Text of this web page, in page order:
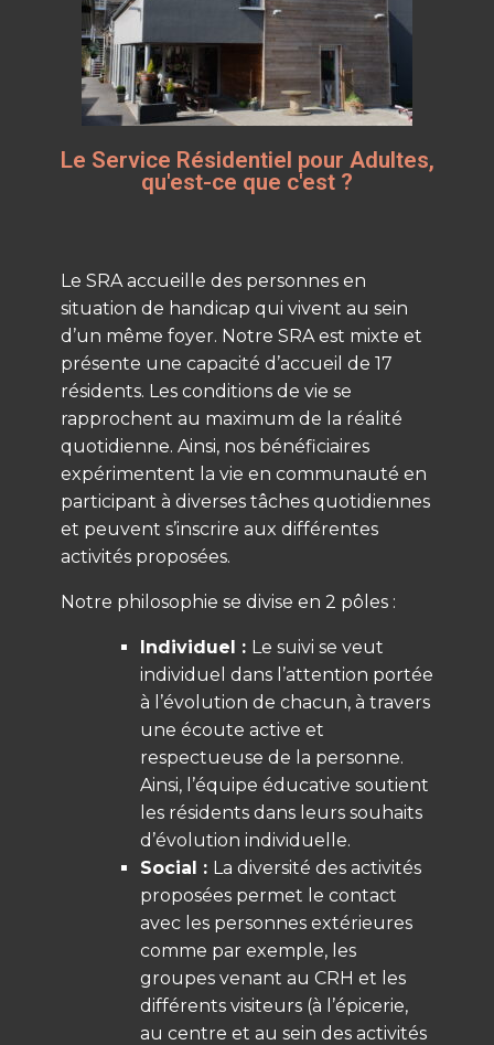
Le Service Résidentiel pour Adultes,
qu'est-ce que c'est ?
Le SRA accueille des personnes en
situation de handicap qui vivent au sein
d’un même foyer. Notre SRA est mixte et
présente une capacité d’accueil de 17
résidents. Les conditions de vie se
rapprochent au maximum de la réalité
quotidienne. Ainsi, nos bénéficiaires
expérimentent la vie en communauté en
participant à diverses tâches quotidiennes
et peuvent s’inscrire aux différentes
activités proposées.
Notre philosophie se divise en 2 pôles :
Individuel : Le suivi se veut
individuel dans l’attention portée
à l’évolution de chacun, à travers
une écoute active et
respectueuse de la personne.
Ainsi, l’équipe éducative soutient
les résidents dans leurs souhaits
d’évolution individuelle.
Social : La diversité des activités
proposées permet le contact
avec les personnes extérieures
comme par exemple, les
groupes venant au CRH et les
différents visiteurs (à l’épicerie,
au centre et au sein des activités